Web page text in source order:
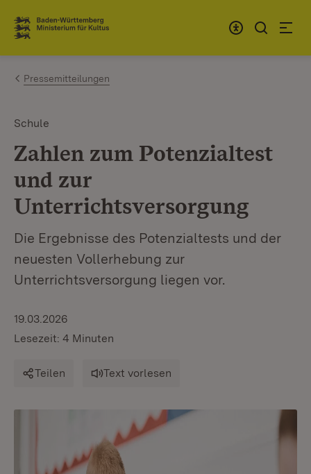
Zum Inhalt springen
Link zur Startseite
Pressemitteilungen
Schule
Zahlen zum Potenzialtest
und zur
Unterrichtsversorgung
Die Ergebnisse des Potenzialtests und der
neuesten Vollerhebung zur
Unterrichtsversorgung liegen vor.
19.03.2026
Lesezeit: 4 Minuten
Teilen Text vorlesen